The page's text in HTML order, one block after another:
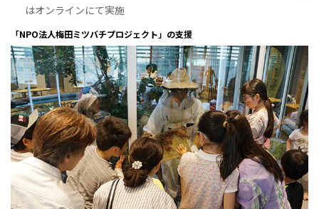
はオンラインにて実施
「NPO法人梅田ミツバチプロジェクト」の支援